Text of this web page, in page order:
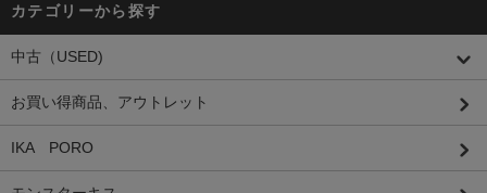
カテゴリーから探す
中古（USED)
お買い得商品、アウトレット
IKA PORO